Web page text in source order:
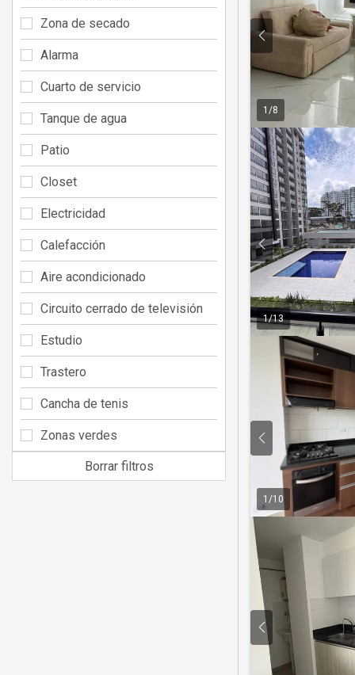
1 /8
1/13
1 /10
Zona de secado
Alarma
Cuarto de servicio
Tanque de agua
Patio
Closet
Electricidad
Calefacción
Aire acondicionado
Circuito cerrado de televisión
Estudio
Trastero
Cancha de tenis
Zonas verdes
Borrar filtros